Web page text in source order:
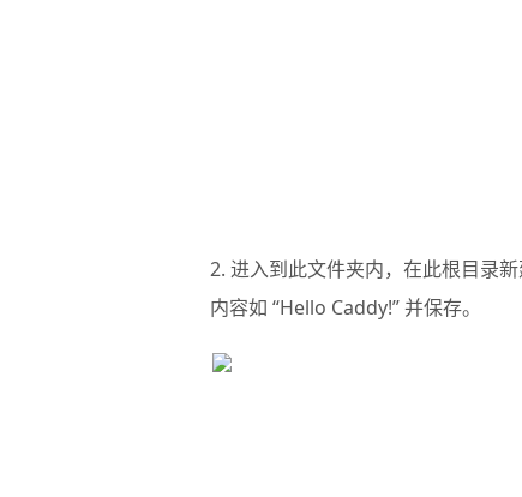
2. 进入到此文件夹内，在此根目录
内容如 “Hello Caddy!” 并保存。